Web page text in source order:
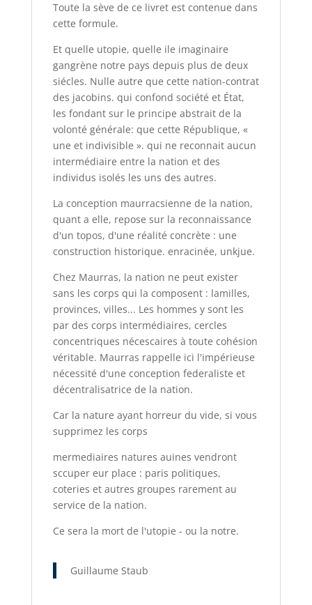
Toute la sève de ce livret est contenue dans
cette formule.
Et quelle utopie, quelle ile imaginaire
gangrène notre pays depuis plus de deux
siécles. Nulle autre que cette nation-contrat
des jacobins. qui confond société et État,
les fondant sur le principe abstrait de la
volonté générale: que cette République, «
une et indivisible ». qui ne reconnait aucun
intermédiaire entre la nation et des
individus isolés les uns des autres.
La conception maurracsienne de la nation,
quant a elle, repose sur la reconnaissance
d'un topos, d'une réalité concrète : une
construction historique. enracinée, unkjue.
Chez Maurras, la nation ne peut exister
sans les corps qui la composent : lamilles,
provinces, villes... Les hommes y sont les
par des corps intermédiaires, cercles
concentriques nécescaires à toute cohésion
véritable. Maurras rappelle ici l'impérieuse
nécessité d'une conception federaliste et
décentralisatrice de la nation.
Car la nature ayant horreur du vide, si vous
supprimez les corps
mermediaires natures auines vendront
sccuper eur place : paris politiques,
coteries et autres groupes rarement au
service de la nation.
Ce sera la mort de l'utopie - ou la notre.
Guillaume Staub